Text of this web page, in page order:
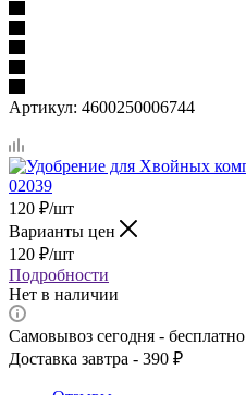
Артикул: 4600250006744
120 ₽/шт
Варианты цен
120 ₽/шт
Подробности
Нет в наличии
Самовывоз сегодня - бесплатно
Доставка завтра - 390 ₽